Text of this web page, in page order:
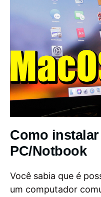
Como
PC/Notbook
Você sabia que é
um computador